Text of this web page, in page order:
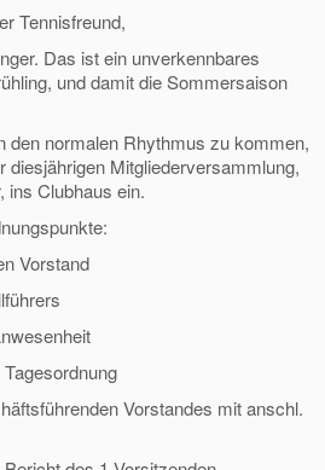
Tennisfreund,
Das ist ein unverkennbares
und damit die Sommersaison
den normalen Rhythmus zu kommen,
diesjährigen Mitgliederversammlung,
ins Clubhaus ein.
Vorstand
Vorstandes mit anschl.